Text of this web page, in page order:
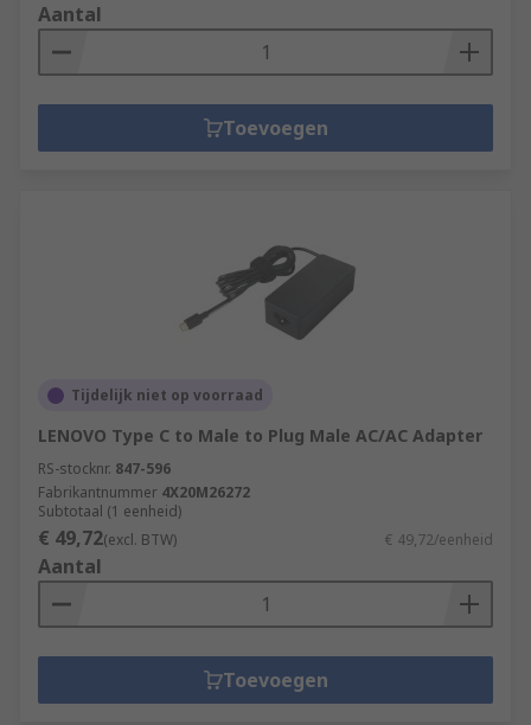
Aantal
Toevoegen
Tijdelijk niet op voorraad
LENOVO Type C to Male to Plug Male AC/AC Adapter
RS-stocknr. 847-596
Fabrikantnummer 4X20M26272
Subtotaal (1 eenheid)
€ 49,72(excl. BTW) € 49,72/eenheid
Aantal
Toevoegen